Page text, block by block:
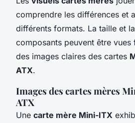
comprendre les différences et
différents formats. La taille et
composants peuvent être vues
des images claires des cartes
ATX.
Images des cartes mères
ATX
Une carte mère Mini-ITX